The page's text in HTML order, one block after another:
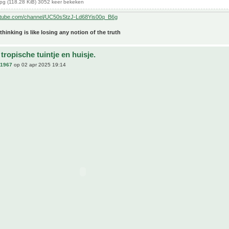
(118.28 KiB) 3052 keer bekeken
channel/UC50sStzJ-Ld68Yis00q_B6g
is like losing any notion of the truth
tuintje en huisje.
op 02 apr 2025 19:14